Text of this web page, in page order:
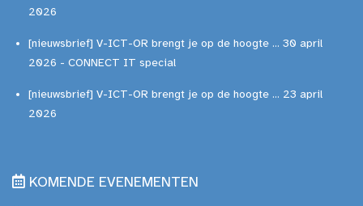
2026
[nieuwsbrief] V-ICT-OR brengt je op de hoogte ... 30 april
2026 - CONNECT IT special
[nieuwsbrief] V-ICT-OR brengt je op de hoogte ... 23 april
2026
KOMENDE EVENEMENTEN